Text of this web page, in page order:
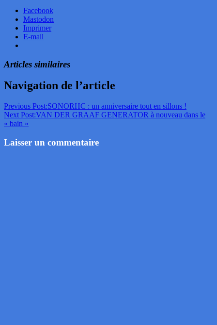
Facebook
Mastodon
Imprimer
E-mail
Articles similaires
Navigation de l’article
Previous Post:SONORHC : un anniversaire tout en sillons !
Next Post:VAN DER GRAAF GENERATOR à nouveau dans le
« bain »
Laisser un commentaire